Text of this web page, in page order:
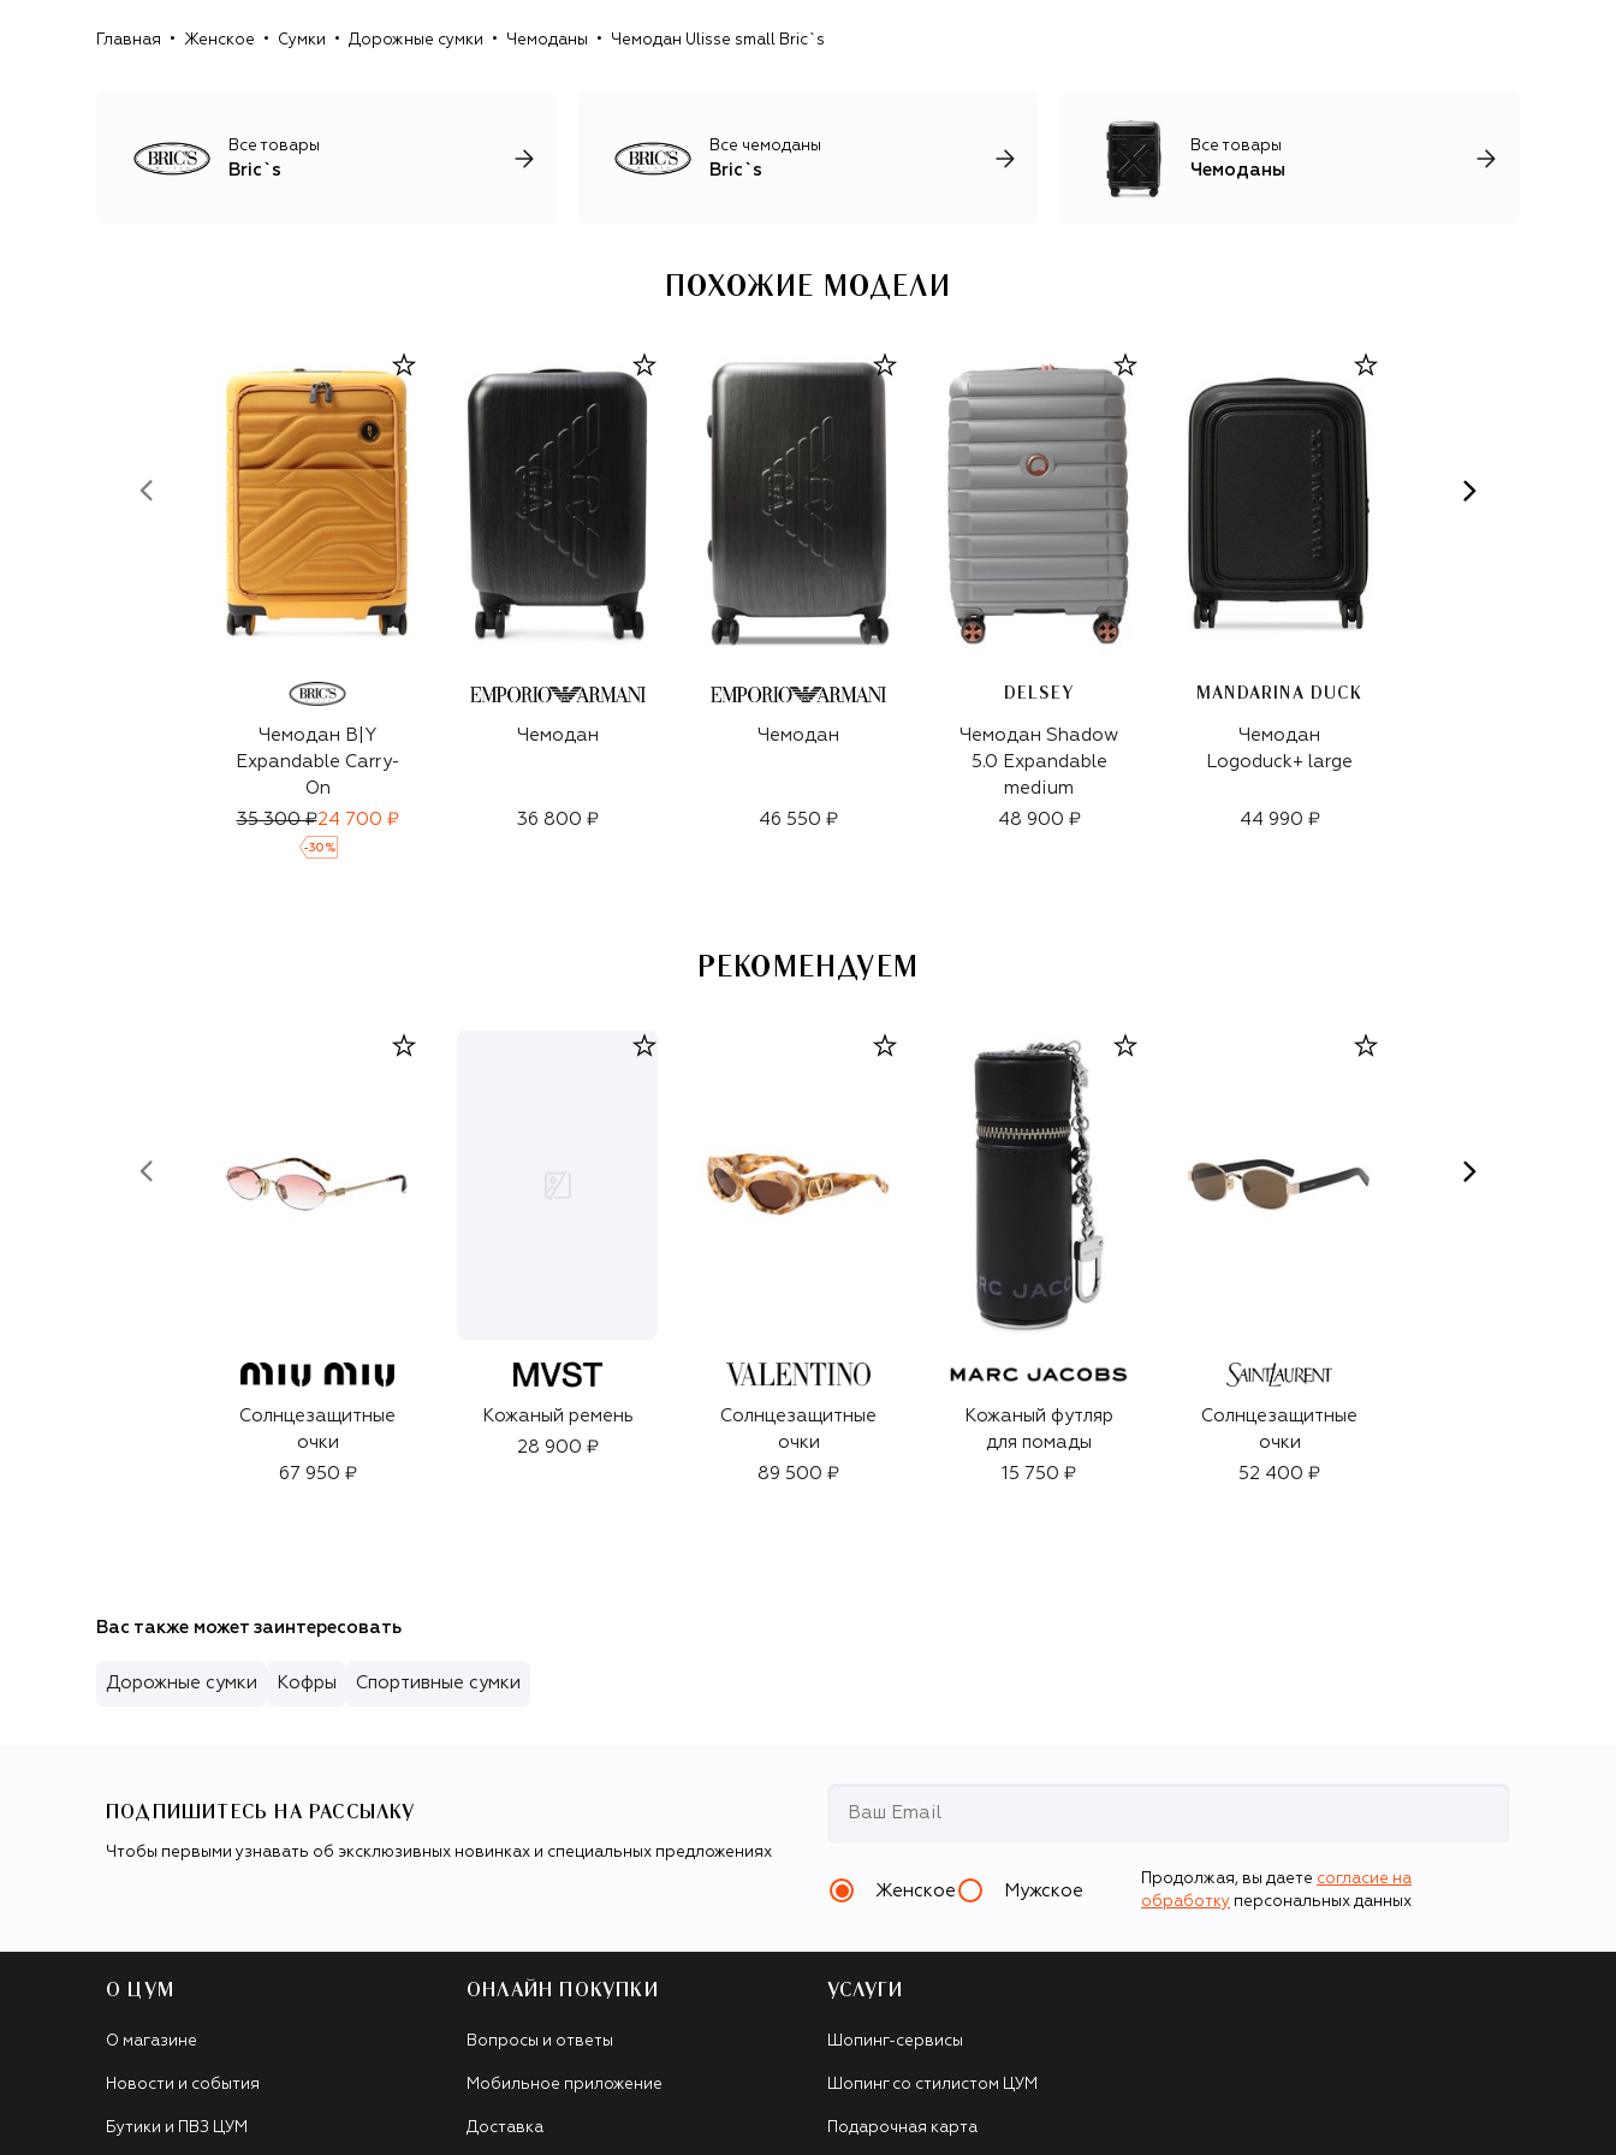
Главная Женское Сумки Дорожные сумки Чемоданы Чемодан Ulisse small Bric`s
Все товары
Bric`s
Все чемоданы
Bric`s
Все товары
Чемоданы
ПОХОЖИЕ МОДЕЛИ
Чемодан B|Y
Expandable Carry-
On
35 300 ₽24 700 ₽
-30 %
Чемодан
36 800 ₽
Чемодан
46 550 ₽
DELSEY
Чемодан Shadow
5.0 Expandable
medium
48 900 ₽
MANDARINA DUCK
Чемодан
Logoduck+ large
44 990 ₽
РЕКОМЕНДУЕМ
Солнцезащитные
очки
67 950 ₽
Кожаный ремень
28 900 ₽
Солнцезащитные
очки
89 500 ₽
Кожаный футляр
для помады
15 750 ₽
Солнцезащитные
очки
52 400 ₽
Вас также может заинтересовать
Дорожные сумки Кофры Спортивные сумки
ПОДПИШИТЕСЬ НА РАССЫЛКУ
Чтобы первыми узнавать об эксклюзивных новинках и специальных предложениях
Женское Мужское
Продолжая, вы даете согласие на
обработку персональных данных
О ЦУМ
О магазине
Новости и события
Бутики и ПВЗ ЦУМ
ОНЛАЙН ПОКУПКИ
Вопросы и ответы
Мобильное приложение
Доставка
УСЛУГИ
Шопинг-сервисы
Шопинг со стилистом ЦУМ
Подарочная карта